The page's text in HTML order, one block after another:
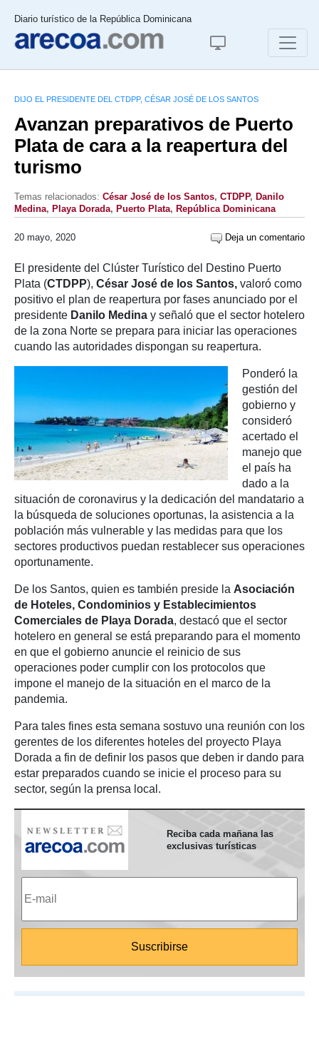
Diario turístico de la República Dominicana
DIJO EL PRESIDENTE DEL CTDPP, CÉSAR JOSÉ DE LOS SANTOS
Avanzan preparativos de Puerto
Plata de cara a la reapertura del
turismo
Temas relacionados: César José de los Santos, CTDPP, Danilo
Medina, Playa Dorada, Puerto Plata, República Dominicana
20 mayo, 2020 Deja un comentario
El presidente del Clúster Turístico del Destino Puerto
Plata (CTDPP), César José de los Santos, valoró como
positivo el plan de reapertura por fases anunciado por el
presidente Danilo Medina y señaló que el sector hotelero
de la zona Norte se prepara para iniciar las operaciones
cuando las autoridades dispongan su reapertura.
Ponderó la
gestión del
gobierno y
consideró
acertado el
manejo que
el país ha
dado a la
situación de coronavirus y la dedicación del mandatario a
la búsqueda de soluciones oportunas, la asistencia a la
población más vulnerable y las medidas para que los
sectores productivos puedan restablecer sus operaciones
oportunamente.
De los Santos, quien es también preside la Asociación
de Hoteles, Condominios y Establecimientos
Comerciales de Playa Dorada, destacó que el sector
hotelero en general se está preparando para el momento
en que el gobierno anuncie el reinicio de sus
operaciones poder cumplir con los protocolos que
impone el manejo de la situación en el marco de la
pandemia.
Para tales fines esta semana sostuvo una reunión con los
gerentes de los diferentes hoteles del proyecto Playa
Dorada a fin de definir los pasos que deben ir dando para
estar preparados cuando se inicie el proceso para su
sector, según la prensa local.
Reciba cada mañana las
exclusivas turísticas